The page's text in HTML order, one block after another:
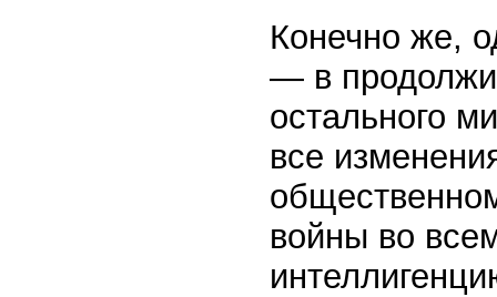
Конечно же,
— в
остального
все
войны во